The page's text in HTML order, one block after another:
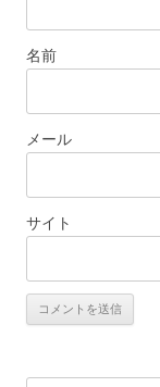
名前
メール
サイト